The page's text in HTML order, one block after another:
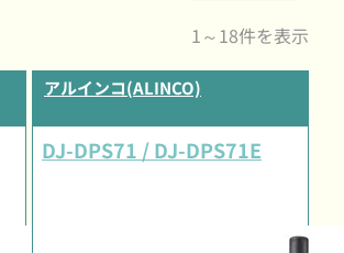
1～18件を表示
アルインコ(ALINCO)
DJ-DPS71 / DJ-DPS71E